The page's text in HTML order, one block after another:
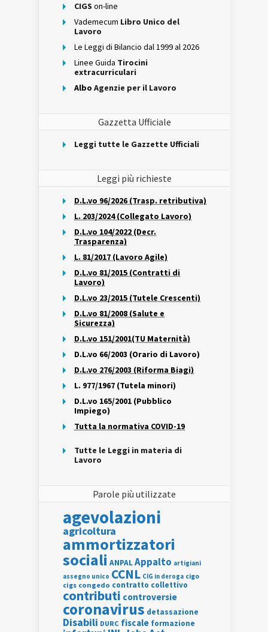
CIGS on-line
Vademecum Libro Unico del
Lavoro
Le Leggi di Bilancio dal 1999 al 2026
Linee Guida Tirocini
extracurriculari
Albo Agenzie per il Lavoro
Gazzetta Ufficiale
Leggi tutte le Gazzette Ufficiali
Leggi più richieste
D.L.vo 96/2026 (Trasp. retributiva)
L. 203/2024 (Collegato Lavoro)
D.L.vo 104/2022 (Decr.
Trasparenza)
L. 81/2017 (Lavoro Agile)
D.L.vo 81/2015 (Contratti di
Lavoro)
D.L.vo 23/2015 (Tutele Crescenti)
D.L.vo 81/2008 (Salute e
Sicurezza)
D.L.vo 151/2001(TU Maternità)
D.L.vo 66/2003 (Orario di Lavoro)
D.L.vo 276/2003 (Riforma Biagi)
L. 977/1967 (Tutela minori)
D.L.vo 165/2001 (Pubblico
Impiego)
Tutta la normativa COVID-19
Tutte le Leggi in materia di
Lavoro
Parole più utilizzate
agevolazioni
agricoltura
ammortizzatori
sociali ANPALAppalto artigiani
assegno unico CCNL CIG in deroga cigo
cigs congedo contratto collettivo
contributi controversie
coronavirus detassazione
Disabili DURC fiscale formazione